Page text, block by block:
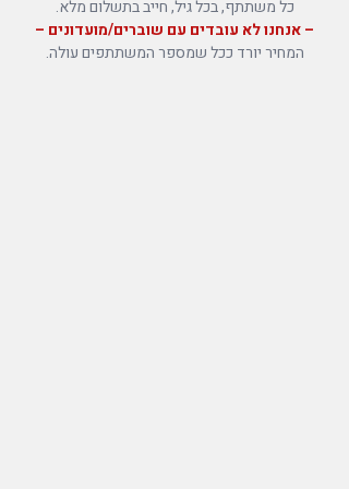
כל משתתף, בכל גיל, חייב בתשלום מלא.
– אנחנו לא עובדים עם שוברים/מועדונים –
המחיר יורד ככל שמספר המשתתפים עולה.